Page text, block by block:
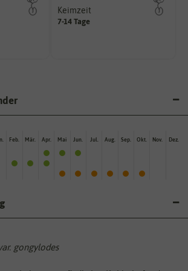
Keimzeit
7-14 Tage
unter Idealbedingungen das
erste Keimblattpaar zeigt?
Feb. Mär. Apr. Mai Jun. Jul. Aug. Sep. Okt. Nov. Dez.
gongylodes